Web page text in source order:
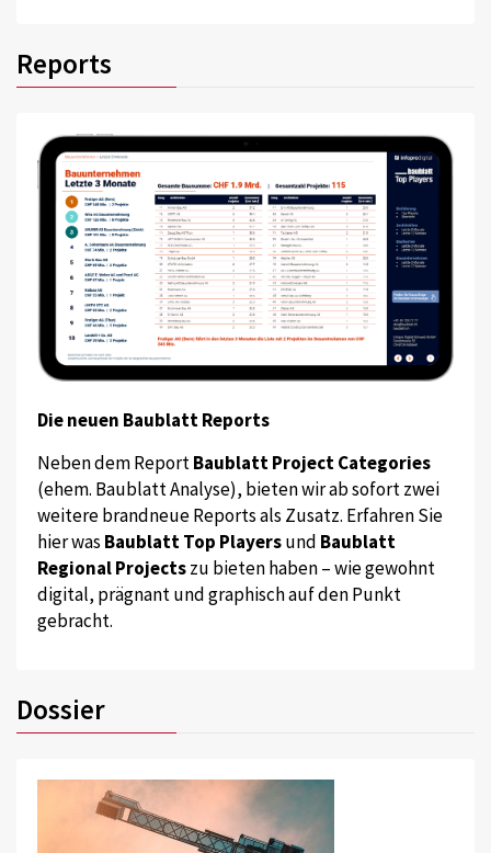
Reports
Die neuen Baublatt Reports
Neben dem ReportBaublatt Project Categories
(ehem. Baublatt Analyse), bieten wir ab sofort zwei
weitere brandneue Reports als Zusatz. Erfahren Sie
hier was Baublatt Top Playersund Baublatt
Regional Projectszu bieten haben – wie gewohnt
digital, prägnant und graphisch auf den Punkt
gebracht.
Dossier